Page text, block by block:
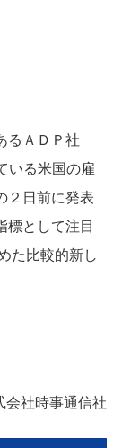
るＡＤＰ社
いる米国の雇
２日前に発表
標として注目
た比較的新し
会社時事通信社